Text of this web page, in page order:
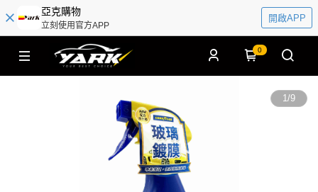
亞克購物
立刻使用官方APP
開啟APP
0
1/9